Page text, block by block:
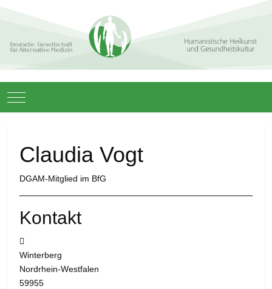
Mobile Menu Toggle
Claudia Vogt
DGAM-Mitglied im BfG
Kontakt
Winterberg
Nordrhein-Westfalen
59955